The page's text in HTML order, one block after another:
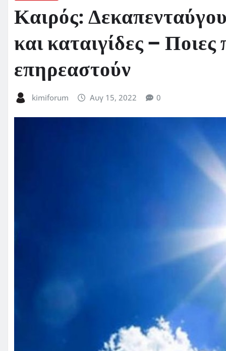
Καιρός:
και καταιγίδες – Ποιες
επηρεαστούν
kimiforum Αυγ 15, 2022 0